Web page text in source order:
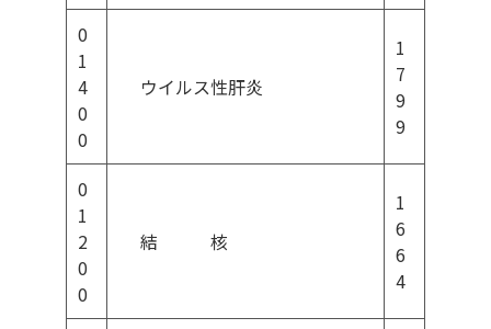
0
1
4
0
0
ウイルス性肝炎
1
7
9
9
0
1
2
0
0
結 核
1
6
6
4